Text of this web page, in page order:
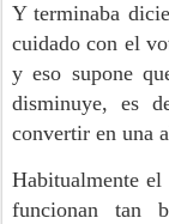
Y terminaba
cuidado con el
y eso supone
disminuye, es
convertir en una
Habitualmente
funcionan tan